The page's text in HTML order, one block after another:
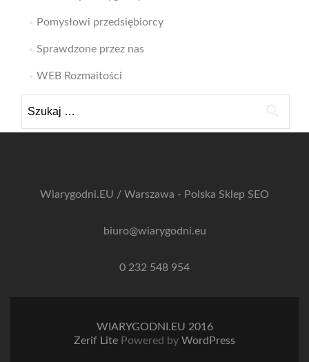
Pomysłowi przedsiębiorcy
Sprawdzone przez nas
WEB Rozmaitości
Wiarygodni.EU / Warszawa - Polska Sklep SEO
biuro@wiarygodni.eu
0 232 548 954
WIARYGODNI.EU 2016
Zerif Lite Powered by WordPress